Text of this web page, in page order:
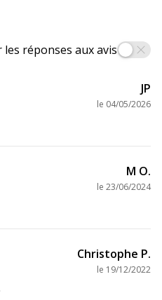
les réponses aux avis
JP
le 04/05/2026
M O.
le 23/06/2024
Christophe P.
le 19/12/2022